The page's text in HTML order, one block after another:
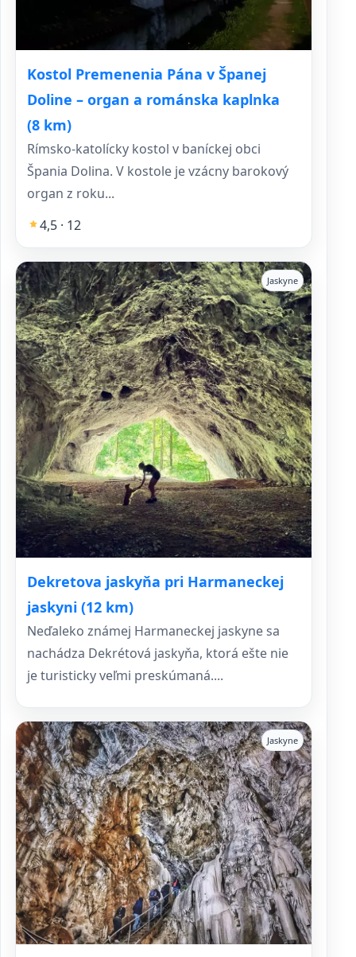
Kostol Premenenia Pána v Španej
Doline – organ a románska kaplnka
(8 km)
Rímsko-katolícky kostol v baníckej obci
Špania Dolina. V kostole je vzácny barokový
organ z roku...
4,5 · 12
Dekretova jaskyňa pri Harmaneckej
jaskyni (12 km)
Jaskyne
Neďaleko známej Harmaneckej jaskyne sa
nachádza Dekrétová jaskyňa, ktorá ešte nie
je turisticky veľmi preskúmaná....
Jaskyne